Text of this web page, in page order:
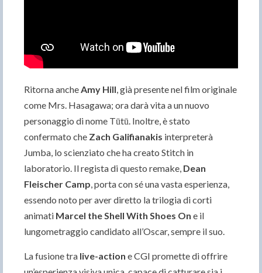
Ritorna ancheAmy Hill, già presente nel film originale
come Mrs. Hasagawa; ora darà vita a un nuovo
personaggio di nome Tūtū. Inoltre, è stato
confermato che Zach Galifianakis interpreterà
Jumba, lo scienziato che ha creato Stitch in
laboratorio. Il regista di questo remake, Dean
Fleischer Camp, porta con sé una vasta esperienza,
essendo noto per aver diretto la trilogia di corti
animati Marcel the Shell With Shoes On e il
lungometraggio candidato all’Oscar, sempre il suo.
La fusione tra live-action e CGI promette di offrire